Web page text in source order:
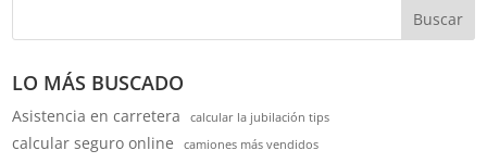
Buscar
LO MÁS BUSCADO
Asistencia en carretera calcular la jubilación tips
calcular seguro online
camiones más vendidos